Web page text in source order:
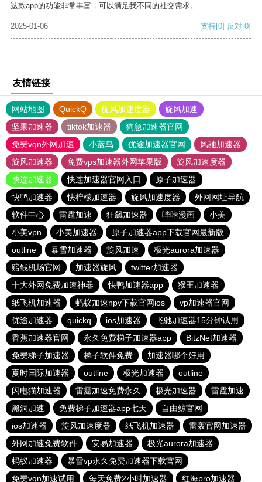
这款app的功能非常丰富，可以满足我不同的社交需求。
2025-01-06 支持[0] 反对[0]
友情链接
网站地图 QuickQ 旋风加速度器
旋风加速
坚果加速器
tiktok加速器
狗急加速器官网
免费vqn外网加速
小蓝鸟 优途加速器官网
风驰加速器
旋风加速器
免费vps加速器外网苹果版
旋风加速度器
快连加速器
快连加速器官网入口
原子加速器
快鸭加速器
快柠檬加速器 旋风加速度器
外网网址导航
软件中心
雷霆加速 狂飙加速器 哔咔漫画
小美
小美vpn
小美加速器
原子加速器app下载官网最新版
outline
暴雪加速器 旋风加速
极光aurora加速器
赔钱机场官网
加速器旋风
twitter加速器
十大外网免费加速神器
快鸭加速器app
猴王加速器
纸飞机加速器
蚂蚁加速npv下载官网ios
vp加速器官网
优途加速器
quickq ios加速器
飞驰加速器15分钟试用
香蕉加速器官网
永久免费梯子加速器app
BitzNet加速器
免费梯子加速器
梯子软件免费
加速器哪个好用
夏时国际加速器
outline 极光加速器
outline
闪电猫加速器
雷霆加速免费永久 极光加速器
雷霆加速
黑洞加速
免费梯子加速器app七天
自由鲸官网
ios加速器
旋风加速度器 纸飞机加速器
雷轰官网加速器
外网加速免费软件
安易加速器
极光aurora加速器
蚂蚁加速器
暴雪vp永久免费加速器下载官网
免费vqn加速试用
每天免费2小时加速器 红海pro加速器